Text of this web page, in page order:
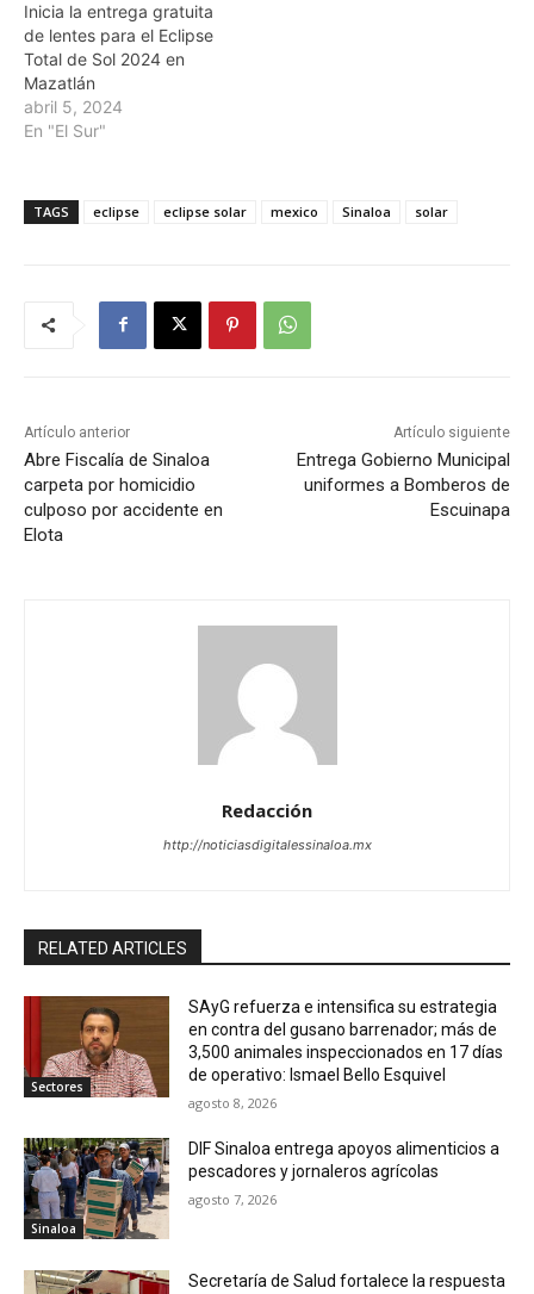
Inicia la entrega gratuita
de lentes para el Eclipse
Total de Sol 2024 en
Mazatlán
abril 5, 2024
En "El Sur"
TAGS eclipse eclipse solar mexico Sinaloa solar
Artículo anterior
Abre Fiscalía de Sinaloa
carpeta por homicidio
culposo por accidente en
Elota
Artículo siguiente
Entrega Gobierno Municipal
uniformes a Bomberos de
Escuinapa
Redacción
http://noticiasdigitalessinaloa.mx
RELATED ARTICLES
Sectores
SAyG refuerza e intensifica su estrategia
en contra del gusano barrenador; más de
3,500 animales inspeccionados en 17 días
de operativo: Ismael Bello Esquivel
agosto 8, 2026
Sinaloa
DIF Sinaloa entrega apoyos alimenticios a
pescadores y jornaleros agrícolas
agosto 7, 2026
Secretaría de Salud fortalece la respuesta